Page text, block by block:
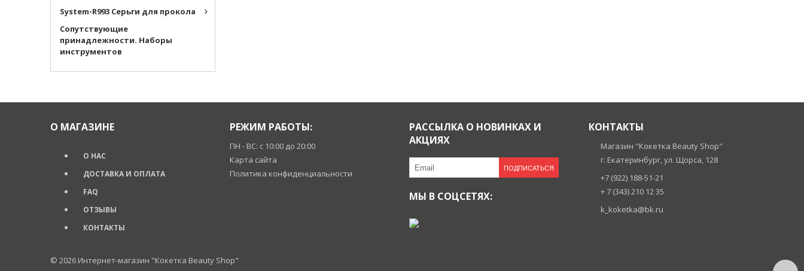
System-R993 Серьги для прокола
Cопутствующие
принадлежности. Наборы
инструментов
О МАГАЗИНЕ
О НАС
ДОСТАВКА И ОПЛАТА
FAQ
ОТЗЫВЫ
КОНТАКТЫ
РЕЖИМ РАБОТЫ:
ПН - ВС: с 10:00 до 20:00
Карта сайта
Политика конфиденциальности
РАССЫЛКА О НОВИНКАХ И
АКЦИЯХ
ПОДПИСАТЬСЯ
МЫ В СОЦСЕТЯХ:
КОНТАКТЫ
Магазин "Кокетка Beauty Shop"
г. Екатеринбург, ул. Щорса, 128
+7 (922) 188-51-21
+ 7 (343) 210 12 35
k_koketka@bk.ru
© 2026 Интернет-магазин "Кокетка Beauty Shop"